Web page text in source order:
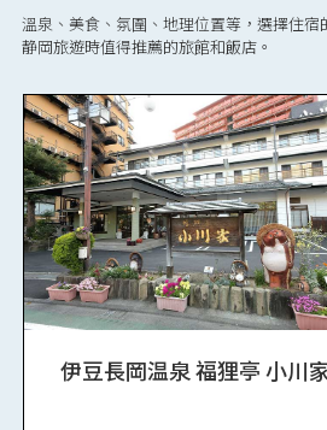
溫泉、美食、氛圍、地理位置等，選擇住
静岡旅遊時值得推薦的旅館和飯店。
伊豆長岡温泉 福狸亭 小川